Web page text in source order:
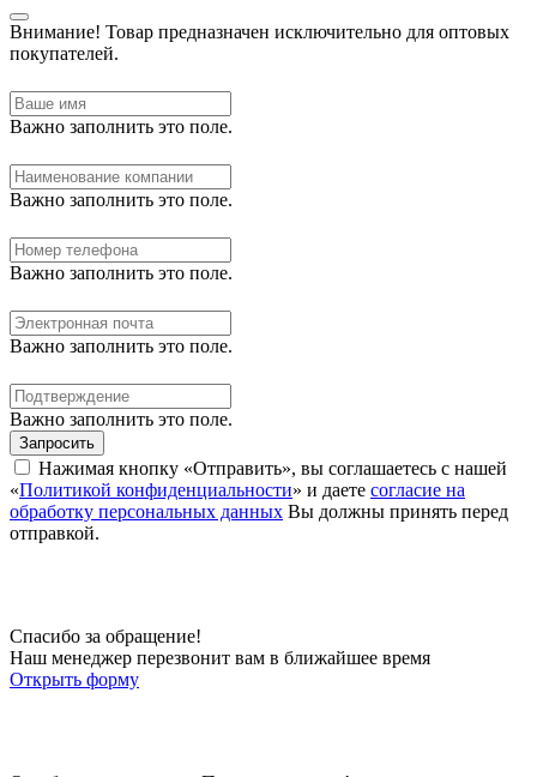
Внимание! Товар предназначен исключительно для оптовых
покупателей.
Важно заполнить это поле.
Важно заполнить это поле.
Важно заполнить это поле.
Важно заполнить это поле.
Важно заполнить это поле.
Запросить
Нажимая кнопку «Отправить», вы соглашаетесь с нашей
«Политикой конфиденциальности» и даете согласие на
обработку персональных данных Вы должны принять перед
отправкой.
Спасибо за обращение!
Наш менеджер перезвонит вам в ближайшее время
Открыть форму